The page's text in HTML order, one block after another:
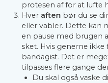
protesen af for at lufte
Hver aften bør du se
eller vabler. Dette kan
en pause med brugen
sket. Hvis generne ikke
bandagist. Det er
tilpasses flere gange
Du skal også vaske